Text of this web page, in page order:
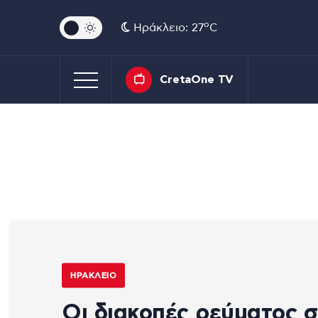
Ηράκλειο: 27oC
CretaOne TV
ΗΡΆΚΛΕΙΟ
Οι διακοπές ρεύματος